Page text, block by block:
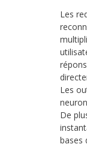
Les
Les
De
bases